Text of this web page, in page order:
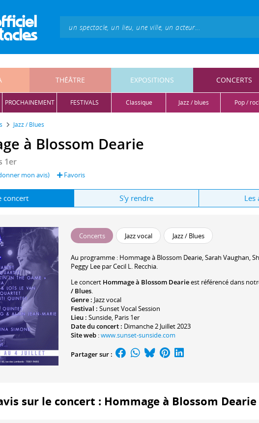
THÉÂTRE EXPOSITIONS CONCERTS
PROCHAINEMENT FESTIVALS classique jazz / blues pop /
Jazz / Blues
à Blossom Dearie
1er
mon avis) Favoris
concert S'y rendre Les
Concerts Jazz vocal Jazz / Blues
Au programme : Hommage à Blossom Dearie, Sarah Vaughan,
Peggy Lee parCecil L. Recchia.
Le concert Hommage à Blossom Dearieest référencé dans
/ Blues.
Genre : Jazz vocal
Festival : Sunset Vocal Session
Lieu : Sunside, Paris 1er
Date du concert : Dimanche 2 Juillet 2023
Site web :www.sunset-sunside.com
Partager sur :
sur le concert : Hommage à Blossom Dearie